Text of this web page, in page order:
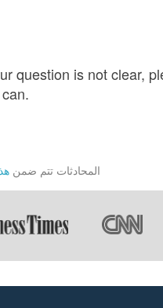
question is not clear,
المحادثات تتم ضمن